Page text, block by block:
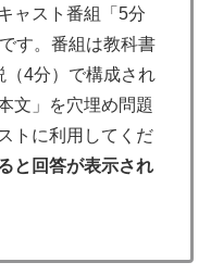
ャスト番組「5分
す。番組は教科書
（4分）で構成され
文」を穴埋め問題
トに利用してくだ
と回答が表示され